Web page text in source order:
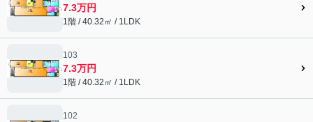
7.3万円
1階 / 40.32㎡ / 1LDK
103
7.3万円
1階 / 40.32㎡ / 1LDK
102